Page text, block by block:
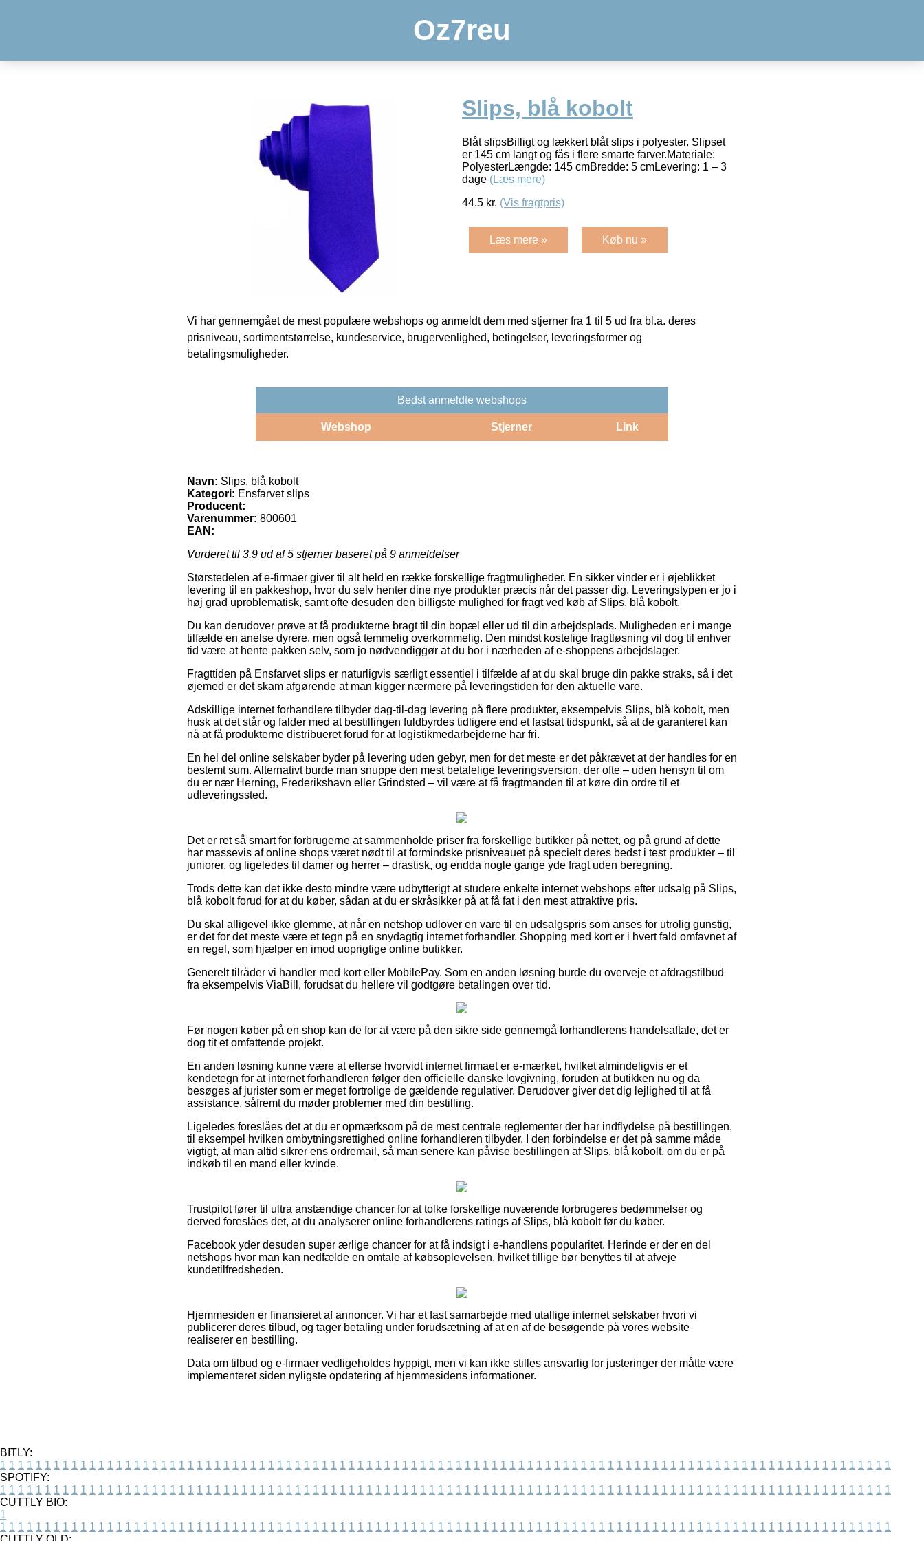
Oz7reu
Slips, blå kobolt
Blåt slipsBilligt og lækkert blåt slips i polyester. Slipset
er 145 cm langt og fås i flere smarte farver.Materiale:
PolyesterLængde: 145 cmBredde: 5 cmLevering: 1 – 3
dage (Læs mere)
44.5 kr. (Vis fragtpris)
Læs mere » Køb nu »
Vi har gennemgået de mest populære webshops og anmeldt dem med stjerner fra 1 til 5 ud fra bl.a. deres
prisniveau, sortimentstørrelse, kundeservice, brugervenlighed, betingelser, leveringsformer og
betalingsmuligheder.
Bedst anmeldte webshops
Webshop Stjerner Link
Navn: Slips, blå kobolt
Kategori: Ensfarvet slips
Producent:
Varenummer: 800601
EAN:
Vurderet til 3.9 ud af 5 stjerner baseret på 9 anmeldelser
Størstedelen af e-firmaer giver til alt held en række forskellige fragtmuligheder. En sikker vinder er i øjeblikket
levering til en pakkeshop, hvor du selv henter dine nye produkter præcis når det passer dig. Leveringstypen er jo i
høj grad uproblematisk, samt ofte desuden den billigste mulighed for fragt ved køb af Slips, blå kobolt.
Du kan derudover prøve at få produkterne bragt til din bopæl eller ud til din arbejdsplads. Muligheden er i mange
tilfælde en anelse dyrere, men også temmelig overkommelig. Den mindst kostelige fragtløsning vil dog til enhver
tid være at hente pakken selv, som jo nødvendiggør at du bor i nærheden af e-shoppens arbejdslager.
Fragttiden på Ensfarvet slips er naturligvis særligt essentiel i tilfælde af at du skal bruge din pakke straks, så i det
øjemed er det skam afgørende at man kigger nærmere på leveringstiden for den aktuelle vare.
Adskillige internet forhandlere tilbyder dag-til-dag levering på flere produkter, eksempelvis Slips, blå kobolt, men
husk at det står og falder med at bestillingen fuldbyrdes tidligere end et fastsat tidspunkt, så at de garanteret kan
nå at få produkterne distribueret forud for at logistikmedarbejderne har fri.
En hel del online selskaber byder på levering uden gebyr, men for det meste er det påkrævet at der handles for en
bestemt sum. Alternativt burde man snuppe den mest betalelige leveringsversion, der ofte – uden hensyn til om
du er nær Herning, Frederikshavn eller Grindsted – vil være at få fragtmanden til at køre din ordre til et
udleveringssted.
Det er ret så smart for forbrugerne at sammenholde priser fra forskellige butikker på nettet, og på grund af dette
har massevis af online shops været nødt til at formindske prisniveauet på specielt deres bedst i test produkter – til
juniorer, og ligeledes til damer og herrer – drastisk, og endda nogle gange yde fragt uden beregning.
Trods dette kan det ikke desto mindre være udbytterigt at studere enkelte internet webshops efter udsalg på Slips,
blå kobolt forud for at du køber, sådan at du er skråsikker på at få fat i den mest attraktive pris.
Du skal alligevel ikke glemme, at når en netshop udlover en vare til en udsalgspris som anses for utrolig gunstig,
er det for det meste være et tegn på en snydagtig internet forhandler. Shopping med kort er i hvert fald omfavnet af
en regel, som hjælper en imod uoprigtige online butikker.
Generelt tilråder vi handler med kort eller MobilePay. Som en anden løsning burde du overveje et afdragstilbud
fra eksempelvis ViaBill, forudsat du hellere vil godtgøre betalingen over tid.
Før nogen køber på en shop kan de for at være på den sikre side gennemgå forhandlerens handelsaftale, det er
dog tit et omfattende projekt.
En anden løsning kunne være at efterse hvorvidt internet firmaet er e-mærket, hvilket almindeligvis er et
kendetegn for at internet forhandleren følger den officielle danske lovgivning, foruden at butikken nu og da
besøges af jurister som er meget fortrolige de gældende regulativer. Derudover giver det dig lejlighed til at få
assistance, såfremt du møder problemer med din bestilling.
Ligeledes foreslåes det at du er opmærksom på de mest centrale reglementer der har indflydelse på bestillingen,
til eksempel hvilken ombytningsrettighed online forhandleren tilbyder. I den forbindelse er det på samme måde
vigtigt, at man altid sikrer ens ordremail, så man senere kan påvise bestillingen af Slips, blå kobolt, om du er på
indkøb til en mand eller kvinde.
Trustpilot fører til ultra anstændige chancer for at tolke forskellige nuværende forbrugeres bedømmelser og
derved foreslåes det, at du analyserer online forhandlerens ratings af Slips, blå kobolt før du køber.
Facebook yder desuden super ærlige chancer for at få indsigt i e-handlens popularitet. Herinde er der en del
netshops hvor man kan nedfælde en omtale af købsoplevelsen, hvilket tillige bør benyttes til at afveje
kundetilfredsheden.
Hjemmesiden er finansieret af annoncer. Vi har et fast samarbejde med utallige internet selskaber hvori vi
publicerer deres tilbud, og tager betaling under forudsætning af at en af de besøgende på vores website
realiserer en bestilling.
Data om tilbud og e-firmaer vedligeholdes hyppigt, men vi kan ikke stilles ansvarlig for justeringer der måtte være
implementeret siden nyligste opdatering af hjemmesidens informationer.
BITLY:
1 1 1 1 1 1 1 1 1 1 1 1 1 1 1 1 1 1 1 1 1 1 1 1 1 1 1 1 1 1 1 1 1 1 1 1 1 1 1 1 1 1 1 1 1 1 1 1 1 1 1 1 1 1 1 1 1 1 1 1 1 1 1 1 1 1 1 1 1 1 1 1 1 1 1 1 1 1 1 1 1 1 1 1 1 1 1 1 1 1 1 1 1 1 1 1 1 1 1 1
SPOTIFY:
1 1 1 1 1 1 1 1 1 1 1 1 1 1 1 1 1 1 1 1 1 1 1 1 1 1 1 1 1 1 1 1 1 1 1 1 1 1 1 1 1 1 1 1 1 1 1 1 1 1 1 1 1 1 1 1 1 1 1 1 1 1 1 1 1 1 1 1 1 1 1 1 1 1 1 1 1 1 1 1 1 1 1 1 1 1 1 1 1 1 1 1 1 1 1 1 1 1 1 1
CUTTLY BIO:
1
1 1 1 1 1 1 1 1 1 1 1 1 1 1 1 1 1 1 1 1 1 1 1 1 1 1 1 1 1 1 1 1 1 1 1 1 1 1 1 1 1 1 1 1 1 1 1 1 1 1 1 1 1 1 1 1 1 1 1 1 1 1 1 1 1 1 1 1 1 1 1 1 1 1 1 1 1 1 1 1 1 1 1 1 1 1 1 1 1 1 1 1 1 1 1 1 1 1 1 1